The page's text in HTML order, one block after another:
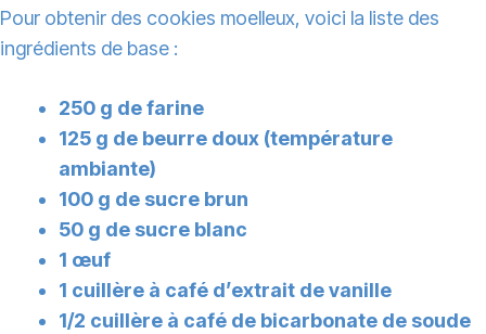
Pour obtenir des cookies moelleux, voici la liste des
ingrédients de base :
250 g de farine
125 g de beurre doux (température
ambiante)
100 g de sucre brun
50 g de sucre blanc
1 œuf
1 cuillère à café d’extrait de vanille
1/2 cuillère à café de bicarbonate de soude